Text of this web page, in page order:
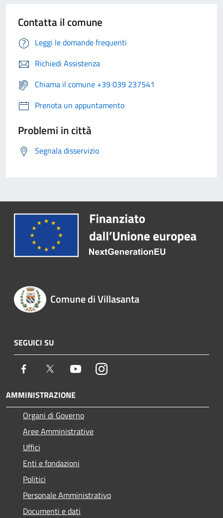
Contatta il comune
Leggi le domande frequenti
Richiedi Assistenza
Chiama il comune +39 039 237541
Prenota un appuntamento
Problemi in città
Segnala disservizio
Comune di Villasanta
SEGUICI SU
Facebook Twitter YoutubeInstagram
AMMINISTRAZIONE
Organi di Governo
Aree Amministrative
Uffici
Enti e fondazioni
Politici
Personale Amministrativo
Documenti e dati